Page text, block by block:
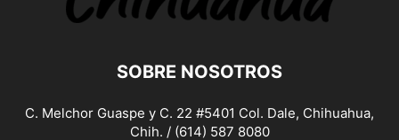
SOBRE NOSOTROS
C. Melchor Guaspe y C. 22 #5401 Col. Dale, Chihuahua,
Chih. / (614) 587 8080